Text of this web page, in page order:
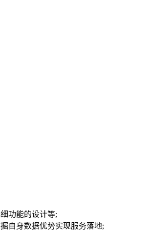
功能的设计等;
自身数据优势实现服务落地;